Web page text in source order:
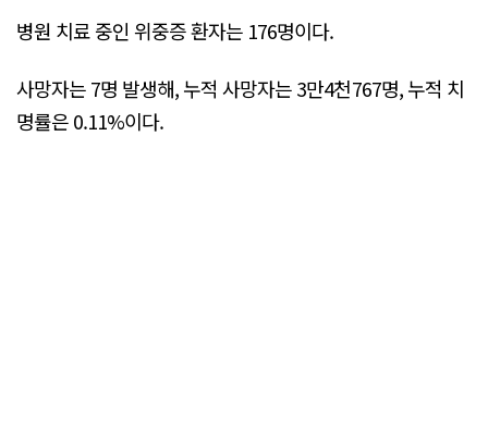
병원 치료 중인 위중증 환자는 176명이다.
사망자는 7명 발생해, 누적 사망자는 3만4천767명, 누적 치
명률은 0.11%이다.